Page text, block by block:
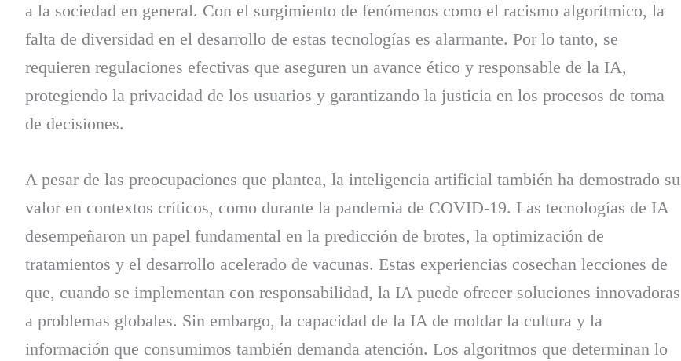
a la sociedad en general. Con el surgimiento de fenómenos como el racismo algorítmico, la
falta de diversidad en el desarrollo de estas tecnologías es alarmante. Por lo tanto, se
requieren regulaciones efectivas que aseguren un avance ético y responsable de la IA,
protegiendo la privacidad de los usuarios y garantizando la justicia en los procesos de toma
de decisiones.
A pesar de las preocupaciones que plantea, la inteligencia artificial también ha demostrado su
valor en contextos críticos, como durante la pandemia de COVID-19. Las tecnologías de IA
desempeñaron un papel fundamental en la predicción de brotes, la optimización de
tratamientos y el desarrollo acelerado de vacunas. Estas experiencias cosechan lecciones de
que, cuando se implementan con responsabilidad, la IA puede ofrecer soluciones innovadoras
a problemas globales. Sin embargo, la capacidad de la IA de moldar la cultura y la
información que consumimos también demanda atención. Los algoritmos que determinan lo